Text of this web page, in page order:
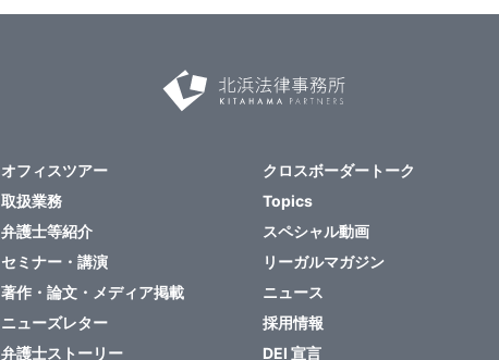
オフィスツアー
取扱業務
弁護士等紹介
セミナー・講演
著作・論文・メディア掲載
ニューズレター
弁護士ストーリー
クロスボーダートーク
Topics
スペシャル動画
リーガルマガジン
ニュース
採用情報
DEI 宣言